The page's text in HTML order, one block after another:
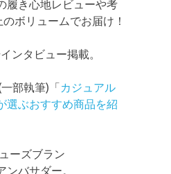
履き心地レビューや考
ボリュームでお届け！
ンタビュー掲載。
部執筆)「カジュアル
選ぶおすすめ商品を紹
ーズブラン
ンバサダー。